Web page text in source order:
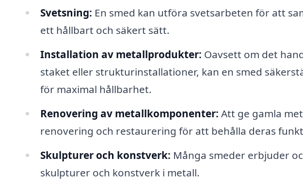
Svetsning: En smed kan utföra svetsarbeten för att
ett hållbart och säkert sätt.
Installation av metallprodukter: Oavsett om det
staket eller strukturinstallationer, kan en smed
för maximal hållbarhet.
Renovering av metallkomponenter: Att ge gamla
renovering och restaurering för att behålla deras
Skulpturer och konstverk: Många smeder erbjuder
skulpturer och konstverk i metall.